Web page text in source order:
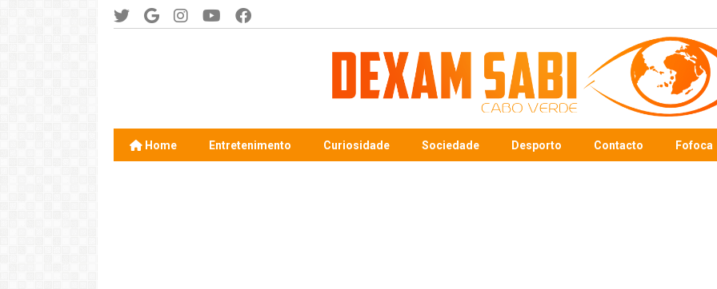
Home Entretenimento Curiosidade Sociedade Desporto Contacto Fofoca